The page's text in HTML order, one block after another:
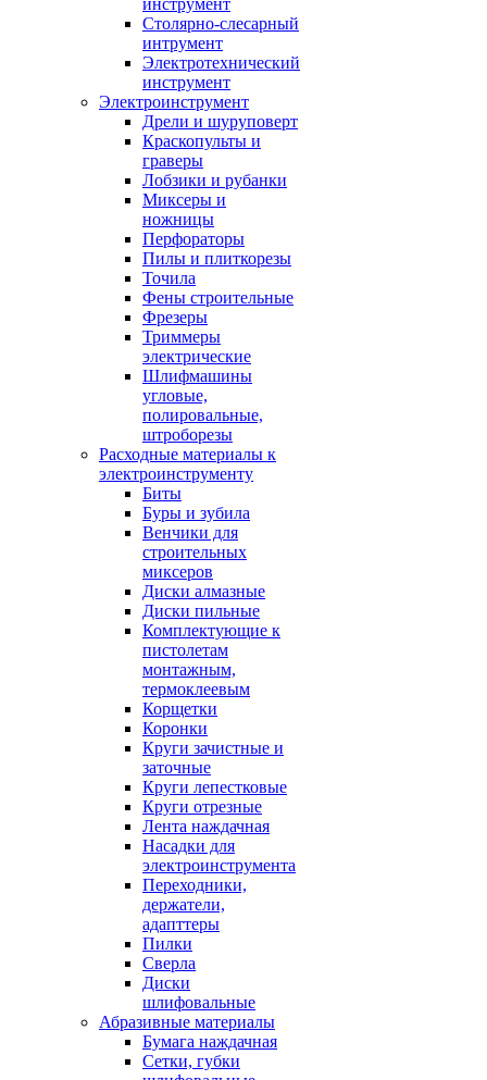
инструмент
Столярно-слесарный
интрумент
Электротехнический
инструмент
Электроинструмент
Дрели и шуруповерт
Краскопульты и
граверы
Лобзики и рубанки
Миксеры и
ножницы
Перфораторы
Пилы и плиткорезы
Точила
Фены строительные
Фрезеры
Триммеры
электрические
Шлифмашины
угловые,
полировальные,
штроборезы
Расходные материалы к
электроинструменту
Биты
Буры и зубила
Венчики для
строительных
миксеров
Диски алмазные
Диски пильные
Комплектующие к
пистолетам
монтажным,
термоклеевым
Корщетки
Коронки
Круги зачистные и
заточные
Круги лепестковые
Круги отрезные
Лента наждачная
Насадки для
электроинструмента
Переходники,
держатели,
адапттеры
Пилки
Сверла
Диски
шлифовальные
Абразивные материалы
Бумага наждачная
Сетки, губки